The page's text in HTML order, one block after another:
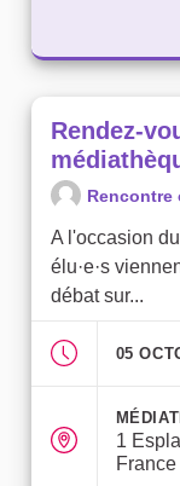
Rendez-
Rencontre
A l'occasion
élu·e·s
débat sur...
05
1